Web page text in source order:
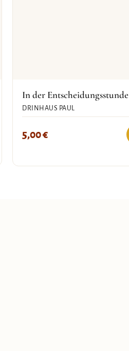
In der Entscheidungsstunde
DRINHAUS PAUL
5,00€